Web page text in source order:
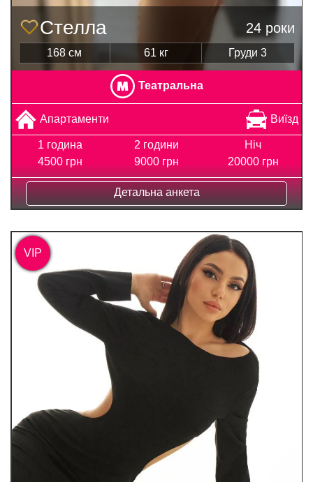
Стелла 24 роки
168 см 61 кг Груди 3
Театральна
Апартаменти Виїзд
1 година
4500 грн
2 години
9000 грн
Ніч
20000 грн
Детальна анкета
VIP